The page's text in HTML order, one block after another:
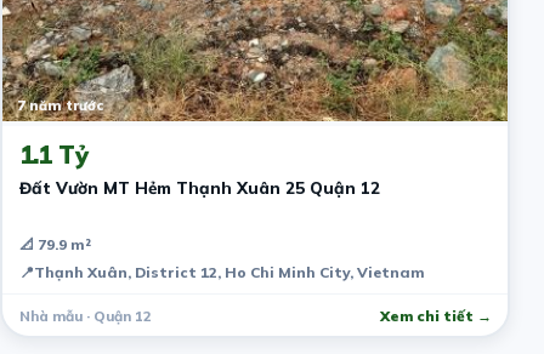
7 năm trước
1.1 Tỷ
Đất Vườn MT Hẻm Thạnh Xuân 25 Quận 12
📐 79.9 m²
📍Thạnh Xuân, District 12, Ho Chi Minh City, Vietnam
Nhà mẫu · Quận 12 Xem chi tiết →